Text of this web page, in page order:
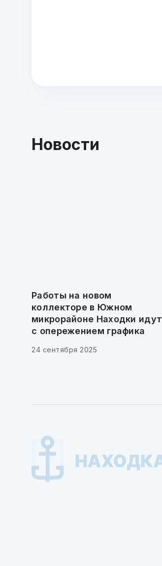
Новости
Работы на новом
коллекторе в Южном
микрорайоне Находки идут
с опережением графика
24 сентября 2025